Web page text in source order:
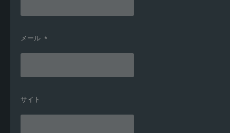
メール *
サイト